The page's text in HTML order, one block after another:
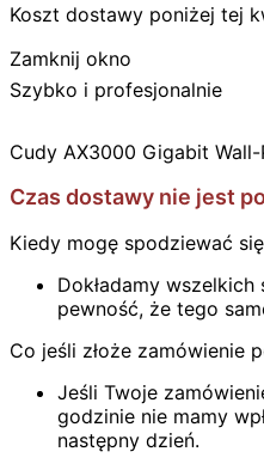
Koszt dostawy poniżej tej
Zamknij okno
Szybko i profesjonalnie
Cudy AX3000 Gigabit
Czas dostawy nie jest
Kiedy mogę spodziewać
Dokładamy wszelkich
pewność, że tego
Co jeśli złoże zamówienie
Jeśli Twoje
godzinie nie mamy
następny dzień.